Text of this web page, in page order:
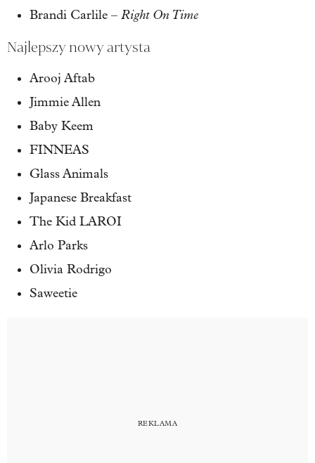
Brandi Carlile – Right On Time
Najlepszy nowy artysta
Arooj Aftab
Jimmie Allen
Baby Keem
FINNEAS
Glass Animals
Japanese Breakfast
The Kid LAROI
Arlo Parks
Olivia Rodrigo
Saweetie